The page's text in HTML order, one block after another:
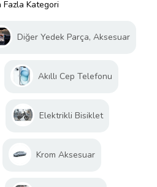
Fazla Kategori
Diğer Yedek Parça, Aksesuar
Akıllı Cep Telefonu
Elektrikli Bisiklet
Krom Aksesuar